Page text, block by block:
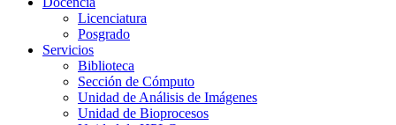
Licenciatura
Posgrado
Servicios
Biblioteca
Sección de Cómputo
Unidad de Análisis de Imágenes
Unidad de Bioprocesos